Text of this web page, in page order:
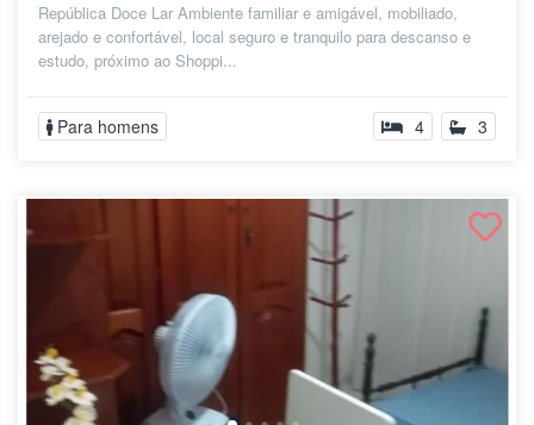
República Doce Lar Ambiente familiar e amigável, mobiliado,
arejado e confortável, local seguro e tranquilo para descanso e
estudo, próximo ao Shoppi...
Para homens 4 3